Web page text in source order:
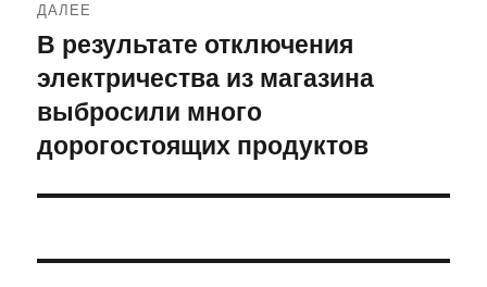
ДАЛЕЕ
Следующая
запись:
В результате отключения
электричества из магазина
выбросили много
дорогостоящих продуктов